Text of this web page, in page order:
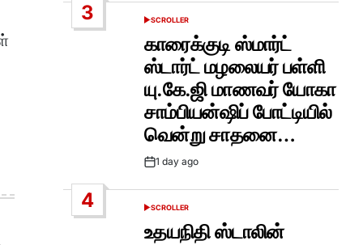
3
POSTED
SCROLLER
காரைக்குடி ஸ்மார்ட்
ஸ்டார்ட் மழலையர் பள்ளி
யு.கே.ஜி மாணவர் யோகா
சாம்பியன்ஷிப் போட்டியில்
வென்று சாதனை…
Post1 day ago
4
POSTED
SCROLLER
உதயநிதி ஸ்டாலின்